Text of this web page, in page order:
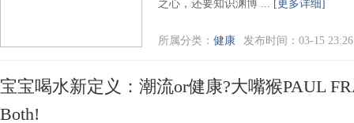
之心，还要知识渊博 ... [更多详细]
所属分类： 健康 发布时间：03-15
宝宝喝水新定义：潮流or健康?大嘴猴PAUL
Both!